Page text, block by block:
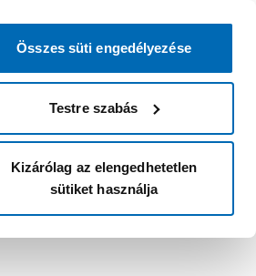
Összes süti engedélyezése
Testre szabás
Kizárólag az elengedhetetlen
sütiket használja